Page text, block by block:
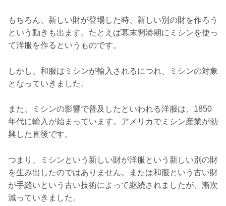
もちろん、新しい財が登場した時、新しい別の財を作ろう
という動きも出ます。たとえば幕末開港期にミシンを使っ
て洋服を作るというものです。
しかし、和服はミシンが輸入されるにつれ、ミシンの対象
となっていきました。
また、ミシンの影響で普及したといわれる洋服は、1850
年代に輸入が始まっています。アメリカでミシン産業が勃
興した直後です。
つまり、ミシンという新しい財が洋服という新しい別の財
を生み出したのではありません。または和服という古い財
が手縫いという古い技術によって継続されましたが、漸次
減っていきました。